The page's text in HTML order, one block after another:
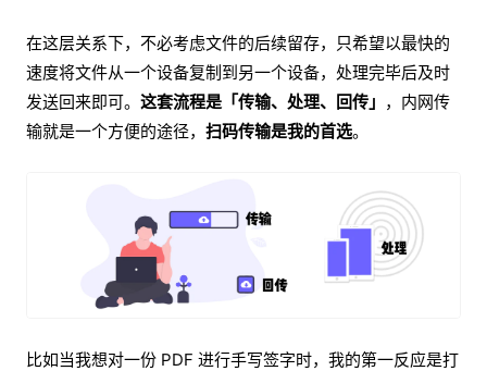
在这层关系下，不必考虑文件的后续留存，只希望以最快的
速度将文件从一个设备复制到另一个设备，处理完毕后及时
发送回来即可。 这套流程是「传输、处理、回传」 ，内网传
输就是一个方便的途径， 扫码传输是我的首选。
比如当我想对一份 PDF 进行手写签字时，我的第一反应是打